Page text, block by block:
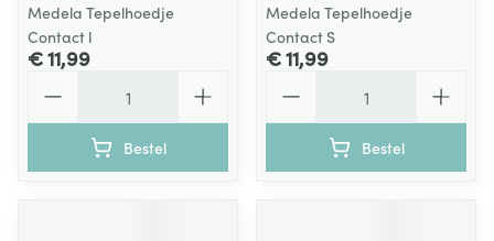
Medela Tepelhoedje
Contact l
€ 11,99
Bestel
Medela Tepelhoedje
Contact S
€ 11,99
Bestel